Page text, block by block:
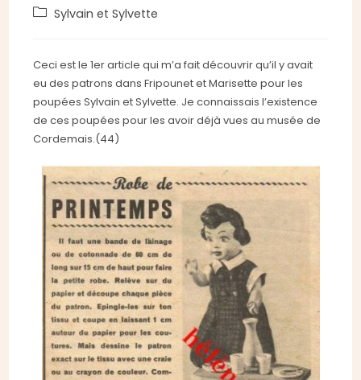
PostSylvain et Sylvette
Ceci est le 1er article qui m’a fait découvrir qu’il y avait
eu des patrons dans Fripounet et Marisette pour les
poupées Sylvain et Sylvette. Je connaissais l’existence
de ces poupées pour les avoir déjà vues au musée de
Cordemais.(44)